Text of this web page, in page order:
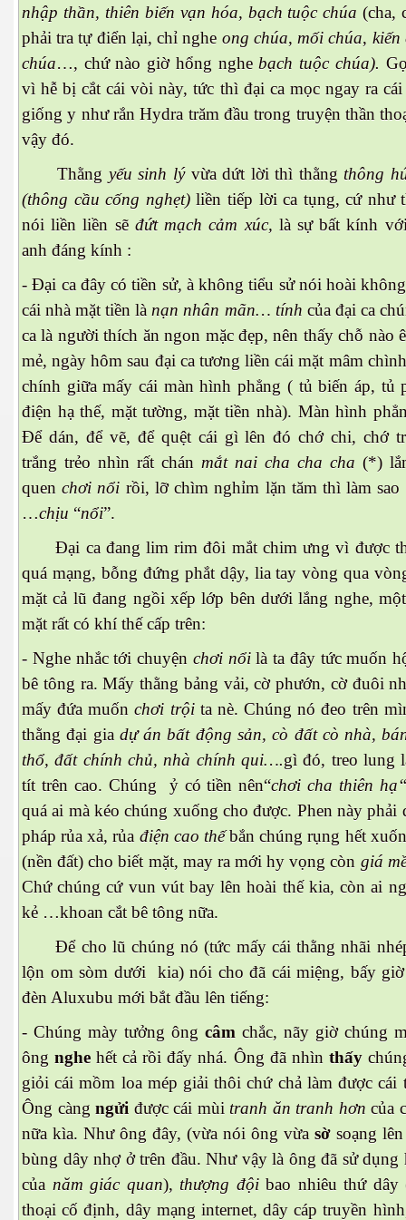
nhập thần, thiên biến vạn hóa, bạch tuộc chúa(cha,
phải tra tự điển lại, chỉ nghe ong chúa, mối chúa, kiến
chúa…, chứ nào giờ hổng nghebạch tuộc chúa).
vì hễ bị cắt cái vòi này, tức thì đại ca mọc ngay ra
giống y như rắn Hydra trăm đầu trong truyện thần
vậy đó.
Thằng yếu sinh lývừa dứt lời thì thằng thông
(thông cầu cống nghẹt)liền tiếp lời ca tụng, cứ như
nói liền liền sẽ đứt mạch cảm xúc, là sự bất kính
anh đáng kính :
- Đại ca đây có tiền sử, à không tiểu sử nói hoài
cái nhà mặt tiền là nạn nhân mãn… tính của đại ca
ca là người thích ăn ngon mặc đẹp, nên thấy chỗ nào
mẻ, ngày hôm sau đại ca tương liền cái mặt mâm
chính giữa mấy cái màn hình phẳng ( tủ biến áp, tủ
điện hạ thế, mặt tường, mặt tiền nhà). Màn hình
Để dán, để vẽ, để quệt cái gì lên đó chớ chi, chớ
trắng trẻo nhìn rất chán mắt nai cha cha cha (*)
quenchơi nổi rồi, lỡ chìm nghỉm lặn tăm thì làm sao
…chịu “nổi”.
Đại ca đang lim rim đôi mắt chim ưng vì được
quá mạng, bỗng đứng phắt dậy, lia tay vòng qua
mặt cả lũ đang ngồi xếp lớp bên dưới lắng nghe,
mặt rất có khí thế cấp trên:
- Nghe nhắc tới chuyện chơi nổilà ta đây tức muốn
bê tông ra. Mấy thằng bảng vải, cờ phướn, cờ đuôi
mấy đứa muốnchơi trộita nè. Chúng nó đeo trên
thằng đại gia dự án bất động sản, cò đất cò nhà,
thổ, đất chính chủ, nhà chính qui….gì đó, treo lung
tít trên cao. Chúng ỷ có tiền nên“chơi cha thiên
quá ai mà kéo chúng xuống cho được. Phen này phải
pháp rủa xả, rủa điện cao thếbắn chúng rụng hết
(nền đất) cho biết mặt, may ra mới hy vọng còn giá
Chứ chúng cứ vun vút bay lên hoài thế kia, còn ai
kẻ …khoan cắt bê tông nữa.
Để cho lũ chúng nó (tức mấy cái thằng nhãi
lộn om sòm dưới kia) nói cho đã cái miệng, bấy
đèn Aluxubu mới bắt đầu lên tiếng:
- Chúng mày tưởng ông câm chắc, nãy giờ chúng
ôngnghe hết cả rồi đấy nhá. Ông đã nhìn thấy
giỏi cái mồm loa mép giải thôi chứ chả làm được cái
Ông càng ngửi được cái mùi tranh ăn tranh hơn của
nữa kìa. Như ông đây, (vừa nói ông vừa sờ soạng
bùng dây nhợ ở trên đầu. Như vậy là ông đã sử dụng
của năm giác quan), thượng độibao nhiêu thứ dây
thoại cố định, dây mạng internet, dây cáp truyền
Trí